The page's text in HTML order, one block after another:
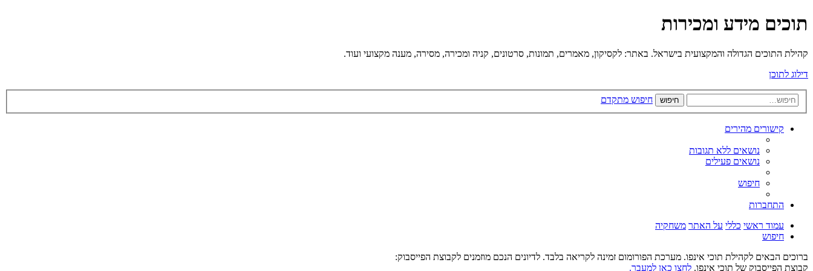
תוכים מידע ומכירות
קהילת התוכים הגדולה והמקצועית בישראל. באתר: לקסיקון, מאמרים, תמונות, סרטונים, קניה ומכירה, מסירה, מענה מקצועי ועוד.
דילוג לתוכן
חיפוש חיפוש מתקדם
קישורים מהירים
נושאים ללא תגובות
נושאים פעילים
חיפוש
התחברות
עמוד ראשי כללי על האתר משחקיה
חיפוש
ברוכים הבאים לקהילת תוכי אינפו. מערכת הפורומום זמינה לקריאה בלבד. לדיונים הנכם מוזמנים לקבוצת הפייסבוק:
קבוצת הפייסבוק של תוכי אינפו. לחצו כאן למעבר.